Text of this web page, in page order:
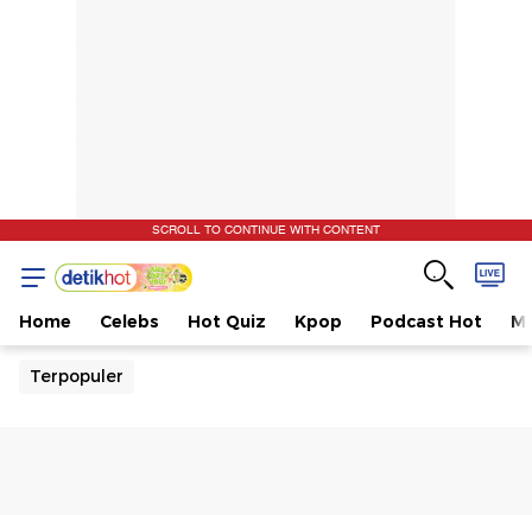
SCROLL TO CONTINUE WITH CONTENT
Home Celebs Hot Quiz Kpop Podcast Hot
Terpopuler